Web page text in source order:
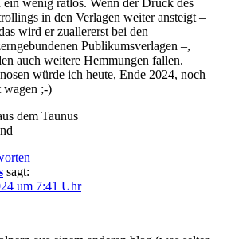
in den Verlagen weiter ansteigt –
wird er zuallererst bei den
Publikumsverlagen –,
auch weitere Hemmungen fallen.
würde ich heute, Ende 2024, noch
wagen ;-)
dem Taunus
sagt:
um 7:41 Uhr